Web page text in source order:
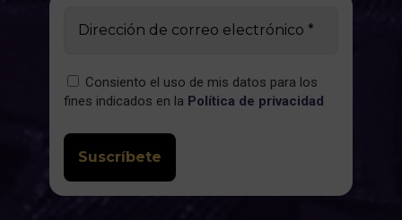
Consiento el uso de mis datos para los
fines indicados en la Política de privacidad